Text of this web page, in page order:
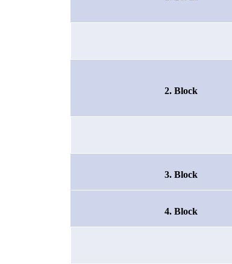
2. Block
3. Block
4. Block